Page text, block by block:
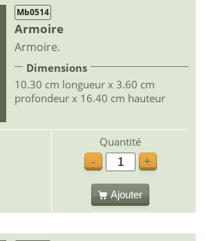
Mb0514
Armoire
Armoire.
Dimensions
10.30 cm longueur x 3.60 cm
profondeur x 16.40 cm hauteur
Quantité
-
+
Ajouter